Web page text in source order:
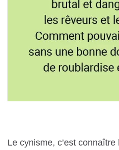
Le cynisme, c’est